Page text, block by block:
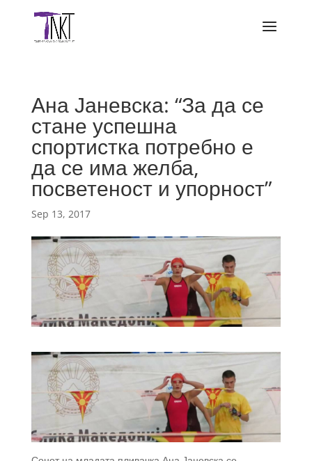
Ана Јаневска: “За да се
стане успешна
спортистка потребно е
да се има желба,
посветеност и упорност”
Sep 13, 2017